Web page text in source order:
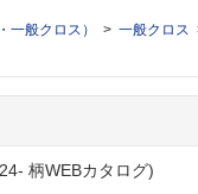
一般クロス） 一般クロス
柄WEBカタログ)